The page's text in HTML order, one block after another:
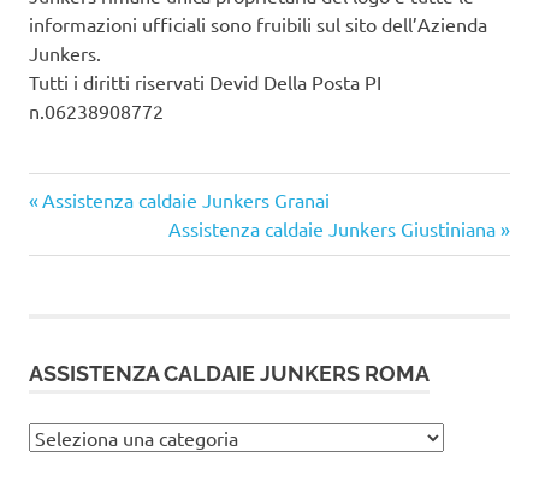
informazioni ufficiali sono fruibili sul sito dell’Azienda
Junkers.
Tutti i diritti riservati Devid Della Posta PI
n.06238908772
Navigazione
articoli
Articolo
Assistenza caldaie Junkers Granai
Articolo
successivo:
Assistenza caldaie Junkers Giustiniana
ASSISTENZA CALDAIE JUNKERS ROMA
Assistenza